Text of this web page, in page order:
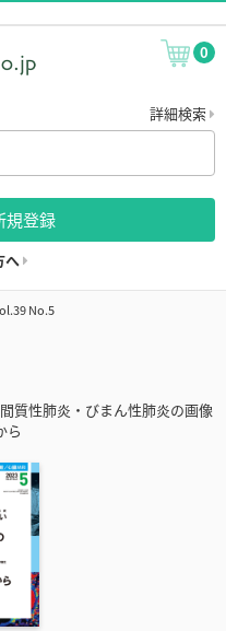
0
詳細検索
規登録
へ
No.5
質性肺炎・びまん性肺炎の画像
ら